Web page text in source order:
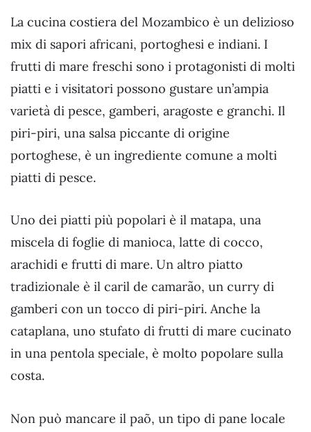
La cucina costiera del Mozambico è un delizioso
mix di sapori africani, portoghesi e indiani. I
frutti di mare freschi sono i protagonisti di molti
piatti e i visitatori possono gustare un’ampia
varietà di pesce, gamberi, aragoste e granchi. Il
piri-piri, una salsa piccante di origine
portoghese, è un ingrediente comune a molti
piatti di pesce.
Uno dei piatti più popolari è il matapa, una
miscela di foglie di manioca, latte di cocco,
arachidi e frutti di mare. Un altro piatto
tradizionale è il caril de camarão, un curry di
gamberi con un tocco di piri-piri. Anche la
cataplana, uno stufato di frutti di mare cucinato
in una pentola speciale, è molto popolare sulla
costa.
Non può mancare il paõ, un tipo di pane locale